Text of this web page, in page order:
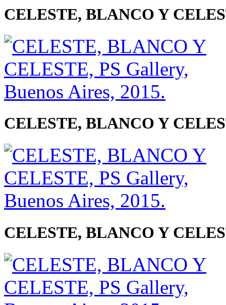
CELESTE, BLANCO Y
CELESTE, BLANCO Y
CELESTE, BLANCO Y